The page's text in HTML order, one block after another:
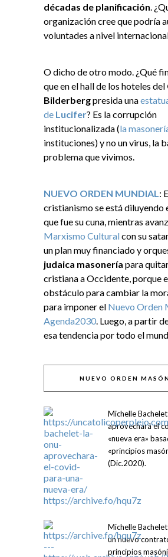
décadas de planificación .
organización cree que podría
voluntades a nivel
O dicho de otro modo. ¿Qué
que en el hall de los hoteles del
Bilderbergpresida una
de Lucifer? Es la corrupción
institucionalizada (la
instituciones) y no un virus, la
problema que vivimos.
NUEVO ORDEN MUNDIAL :
cristianismo se está diluyendo
que fue su cuna, mientras
Marxismo Culturalcon su
un plan muy financiado y
judaica masonería para
cristiana a Occidente, porque
obstáculo para cambiar la
para imponer el Nuevo Orden
Agenda2030 . Luego, a partir
esa tendencia por todo el
NUEVO ORDEN
Michelle
aprovechará el
«nueva era»
«principios
(Dic.2020).
Michelle
un nuevo
principios